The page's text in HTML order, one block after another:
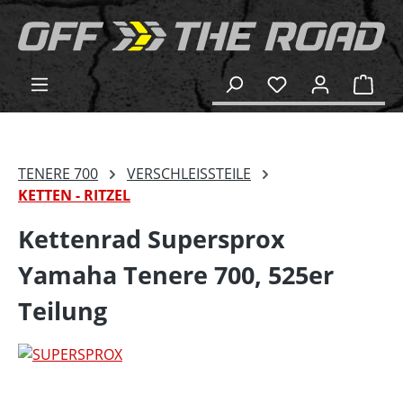
springen
TENERE 700
VERSCHLEISSTEILE
KETTEN - RITZEL
Kettenrad Supersprox
Yamaha Tenere 700, 525er
Teilung